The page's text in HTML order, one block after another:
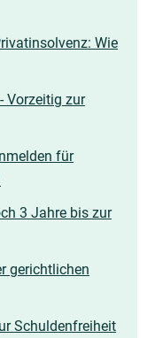
Wie
Vorzeitig zur
für
3 Jahre bis zur
gerichtlichen
Schuldenfreiheit